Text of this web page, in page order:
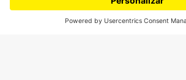
¿Quieres escribir en 070?